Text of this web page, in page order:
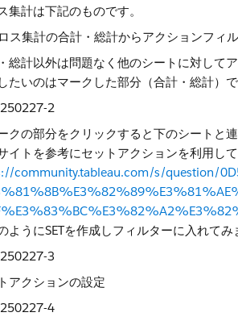
集計は下記のものです。
総計以外は問題なく他のシートに対して
たいのはマークした部分（合計・総計）で
クの部分をクリックすると下のシートと連
イトを参考にセットアクションを利用し
community.tableau.com/s/question/
ようにSETを作成しフィルターに入れてみ
アクションの設定